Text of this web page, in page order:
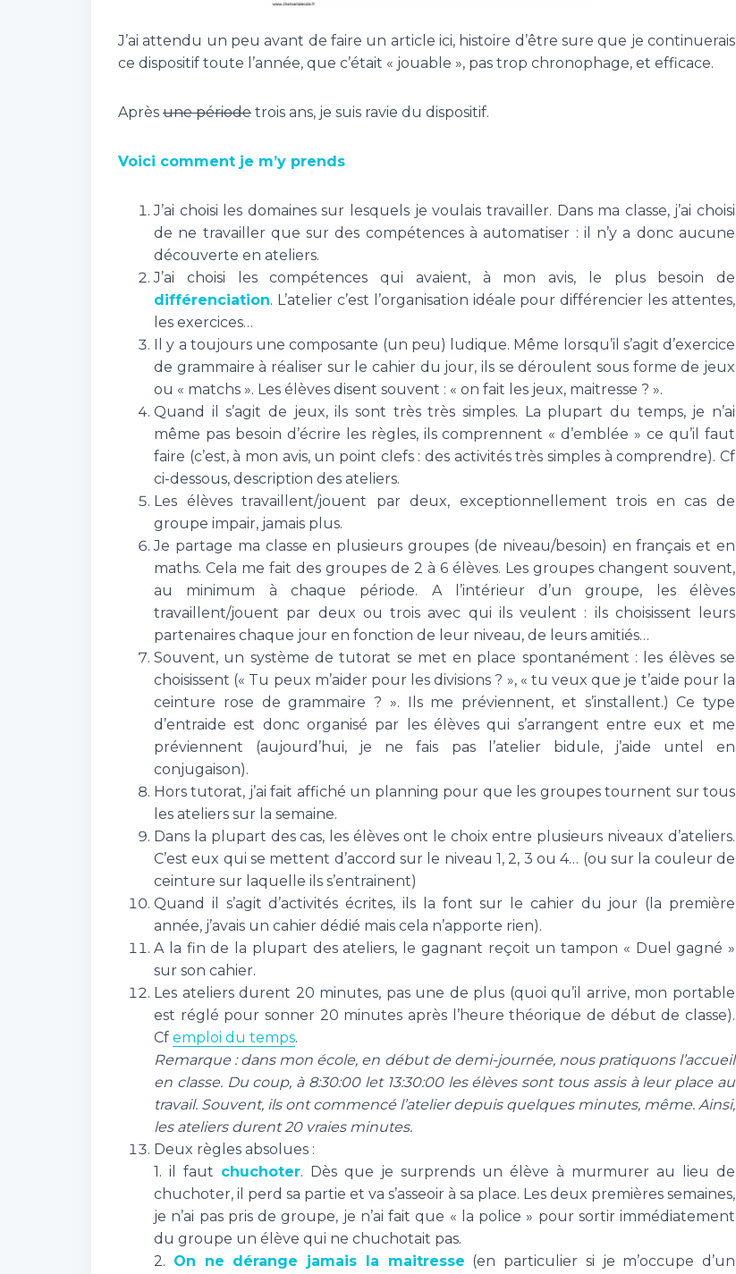
J’ai attendu un peu avant de faire un article ici, histoire d’être sure que je continuerais
ce dispositif toute l’année, que c’était « jouable », pas trop chronophage, et efficace.
Après une période trois ans, je suis ravie du dispositif.
Voici comment je m’y prends
J’ai choisi les domaines sur lesquels je voulais travailler. Dans ma classe, j’ai choisi
de ne travailler que sur des compétences à automatiser : il n’y a donc aucune
découverte en ateliers.
J’ai choisi les compétences qui avaient, à mon avis, le plus besoin de
différenciation. L’atelier c’est l’organisation idéale pour différencier les attentes,
les exercices…
Il y a toujours une composante (un peu) ludique. Même lorsqu’il s’agit d’exercice
de grammaire à réaliser sur le cahier du jour, ils se déroulent sous forme de jeux
ou « matchs ». Les élèves disent souvent : « on fait les jeux, maitresse ? ».
Quand il s’agit de jeux, ils sont très très simples. La plupart du temps, je n’ai
même pas besoin d’écrire les règles, ils comprennent « d’emblée » ce qu’il faut
faire (c’est, à mon avis, un point clefs : des activités très simples à comprendre). Cf
ci-dessous, description des ateliers.
Les élèves travaillent/jouent par deux, exceptionnellement trois en cas de
groupe impair, jamais plus.
Je partage ma classe en plusieurs groupes (de niveau/besoin) en français et en
maths. Cela me fait des groupes de 2 à 6 élèves. Les groupes changent souvent,
au minimum à chaque période. A l’intérieur d’un groupe, les élèves
travaillent/jouent par deux ou trois avec qui ils veulent : ils choisissent leurs
partenaires chaque jour en fonction de leur niveau, de leurs amitiés…
Souvent, un système de tutorat se met en place spontanément : les élèves se
choisissent (« Tu peux m’aider pour les divisions ? », « tu veux que je t’aide pour la
ceinture rose de grammaire ? ». Ils me préviennent, et s’installent.) Ce type
d’entraide est donc organisé par les élèves qui s’arrangent entre eux et me
préviennent (aujourd’hui, je ne fais pas l’atelier bidule, j’aide untel en
conjugaison).
Hors tutorat, j’ai fait affiché un planning pour que les groupes tournent sur tous
les ateliers sur la semaine.
Dans la plupart des cas, les élèves ont le choix entre plusieurs niveaux d’ateliers.
C’est eux qui se mettent d’accord sur le niveau 1, 2, 3 ou 4… (ou sur la couleur de
ceinture sur laquelle ils s’entrainent)
Quand il s’agit d’activités écrites, ils la font sur le cahier du jour (la première
année, j’avais un cahier dédié mais cela n’apporte rien).
A la fin de la plupart des ateliers, le gagnant reçoit un tampon « Duel gagné »
sur son cahier.
Les ateliers durent 20 minutes, pas une de plus (quoi qu’il arrive, mon portable
est réglé pour sonner 20 minutes après l’heure théorique de début de classe).
Cf emploi du temps.
Remarque : dans mon école, en début de demi-journée, nous pratiquons l’accueil
en classe. Du coup, à 8:30:00 let 13:30:00 les élèves sont tous assis à leur place au
travail. Souvent, ils ont commencé l’atelier depuis quelques minutes, même. Ainsi,
les ateliers durent 20 vraies minutes.
Deux règles absolues :
1. il faut chuchoter. Dès que je surprends un élève à murmurer au lieu de
chuchoter, il perd sa partie et va s’asseoir à sa place. Les deux premières semaines,
je n’ai pas pris de groupe, je n’ai fait que « la police » pour sortir immédiatement
du groupe un élève qui ne chuchotait pas.
2. On ne dérange jamais la maitresse (en particulier si je m’occupe d’un